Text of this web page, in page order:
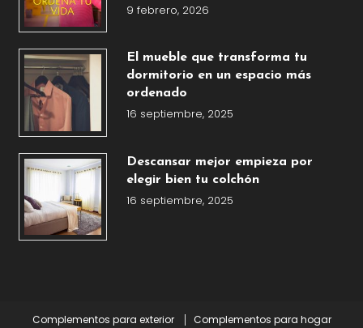
9 febrero, 2026
El mueble que transforma tu
dormitorio en un espacio más
ordenado
16 septiembre, 2025
Descansar mejor empieza por
elegir bien tu colchón
16 septiembre, 2025
Complementos para exterior Complementos para hogar